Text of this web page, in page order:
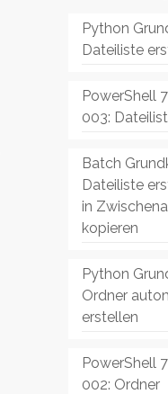
Python
Dateiliste
PowerShell
003:
Batch
Dateiliste
in
kopieren
Python
Ordner
erstellen
PowerShell
002: Ordner